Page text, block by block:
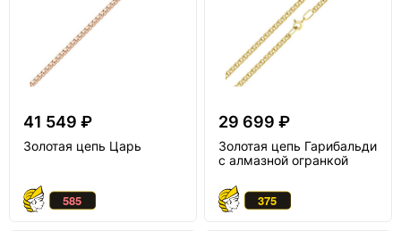
41 549 ₽
Золотая цепь Царь
29 699 ₽
Золотая цепь Гарибальди
с алмазной огранкой